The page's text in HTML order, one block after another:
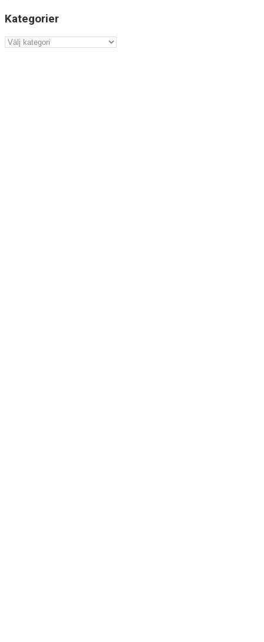
Kategorier
Kategorier